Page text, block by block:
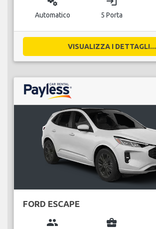
Automatico 5 Porta
VISUALIZZA I DETTAGLI...
FORD ESCAPE
group business_center